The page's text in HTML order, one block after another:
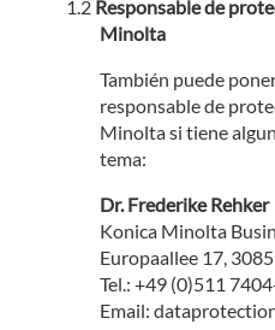
Responsable de
Minolta
También puede
responsable de
Minolta si tiene
tema:
Dr. Frederike Rehker
Konica Minolta
Europaallee 17,
Tel.: +49 (0)511
Email: